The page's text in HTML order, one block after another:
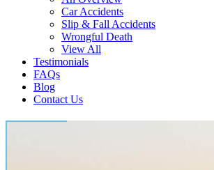
Car Accidents
Slip & Fall Accidents
Wrongful Death
View All
Testimonials
FAQs
Blog
Contact Us